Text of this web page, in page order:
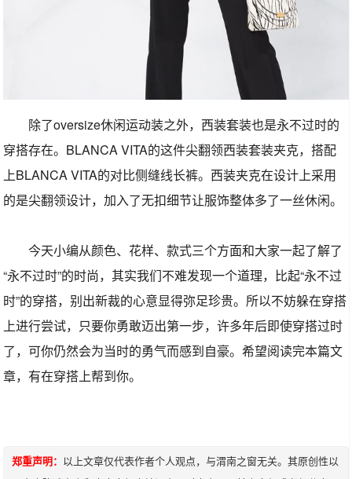
除了oversize休闲运动装之外，西装套装也是永不过时的
穿搭存在。BLANCA VITA的这件尖翻领西装套装夹克，搭配
上BLANCA VITA的对比侧缝线长裤。西装夹克在设计上采用
的是尖翻领设计，加入了无扣细节让服饰整体多了一丝休闲。
今天小编从颜色、花样、款式三个方面和大家一起了解了
“永不过时”的时尚，其实我们不难发现一个道理，比起“永不过
时”的穿搭，别出新裁的心意显得弥足珍贵。所以不妨躲在穿搭
上进行尝试，只要你勇敢迈出第一步，许多年后即使穿搭过时
了，可你仍然会为当时的勇气而感到自豪。希望阅读完本篇文
章，有在穿搭上帮到你。
郑重声明： 以上文章仅代表作者个人观点，与渭南之窗无关。其原创性以